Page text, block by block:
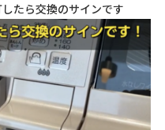
たら交換のサインです